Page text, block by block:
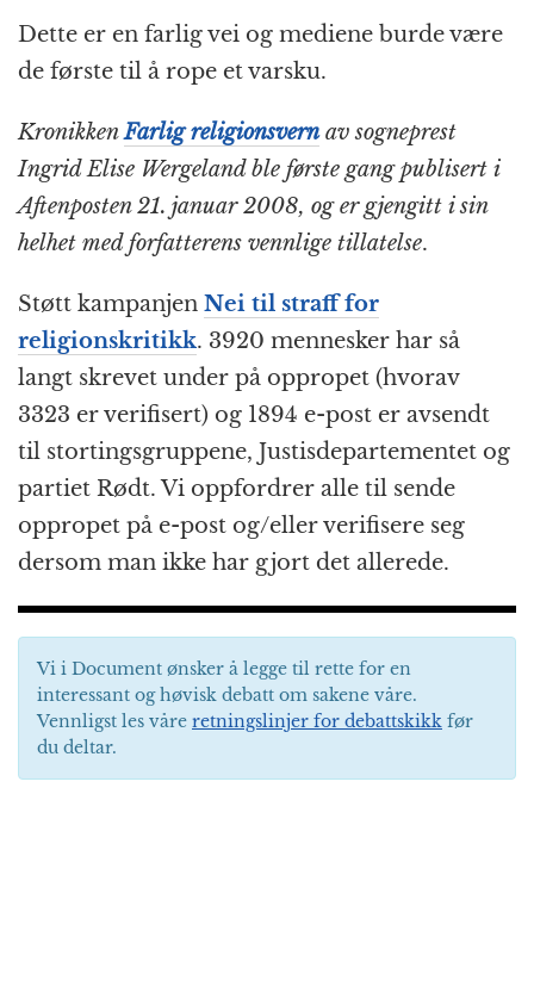
Dette er en farlig vei og mediene burde være
de første til å rope et varsku.
KronikkenFarlig religionsvernav sogneprest
Ingrid Elise Wergeland ble første gang publisert i
Aftenposten 21. januar 2008, og er gjengitt i sin
helhet med forfatterens vennlige tillatelse.
Støtt kampanjen Nei til straff for
religionskritikk. 3920 mennesker har så
langt skrevet under på oppropet (hvorav
3323 er verifisert) og 1894 e-post er avsendt
til stortingsgruppene, Justisdepartementet og
partiet Rødt. Vi oppfordrer alle til sende
oppropet på e-post og/eller verifisere seg
dersom man ikke har gjort det allerede.
Vi i Document ønsker å legge til rette for en
interessant og høvisk debatt om sakene våre.
Vennligst les våre retningslinjer for debattskikk før
du deltar.